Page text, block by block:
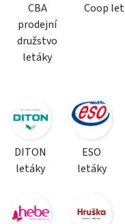
CBA
prodejní
družstvo
letáky
Coop
DITON
letáky
ESO
letáky